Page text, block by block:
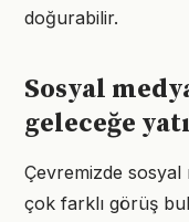
doğurabilir.
Sosyal
geleceğe
Çevremizde sosyal
çok farklı görüş